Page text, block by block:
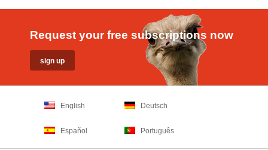
Request your free subscriptions now
English Deutsch
Español Português